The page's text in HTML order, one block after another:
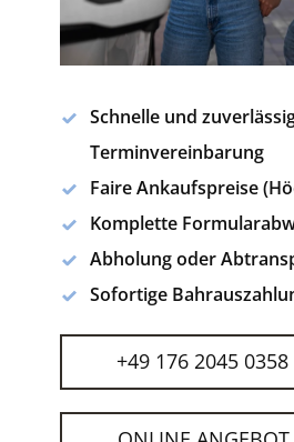
Schnelle und
Terminvereinbarung
Faire Ankaufspreise
Komplette
Abholung oder
Sofortige
+49 176 2045 0358